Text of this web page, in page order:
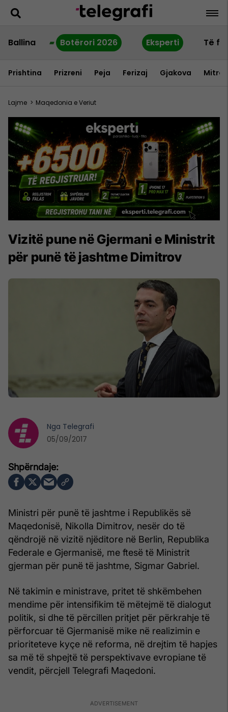
Ballina Botërori 2026 Eksperti Të
Prishtina Prizreni Peja Ferizaj Gjakova
Lajme > Maqedonia e Veriut
Vizitë pune në Gjermani e Ministrit
për punë të jashtme Dimitrov
Ministri për punë të jashtme i Republikës së
Maqedonisë, Nikolla Dimitrov, nesër do të
qëndrojë në vizitë njëditore në Berlin, Republika
Federale e Gjermanisë, me ftesë të Ministrit
gjerman për punë të jashtme, Sigmar Gabriel.
Në takimin e ministrave, pritet të shkëmbehen
mendime për intensifikim të mëtejmë të dialogut
politik, si dhe të përcillen pritjet për përkrahje të
përforcuar të Gjermanisë mike në realizimin e
prioriteteve kyçe në reforma, në drejtim të hapjes
sa më të shpejtë të perspektivave evropiane të
vendit, përcjell Telegrafi Maqedoni.
Nga Telegrafi
05/09/2017